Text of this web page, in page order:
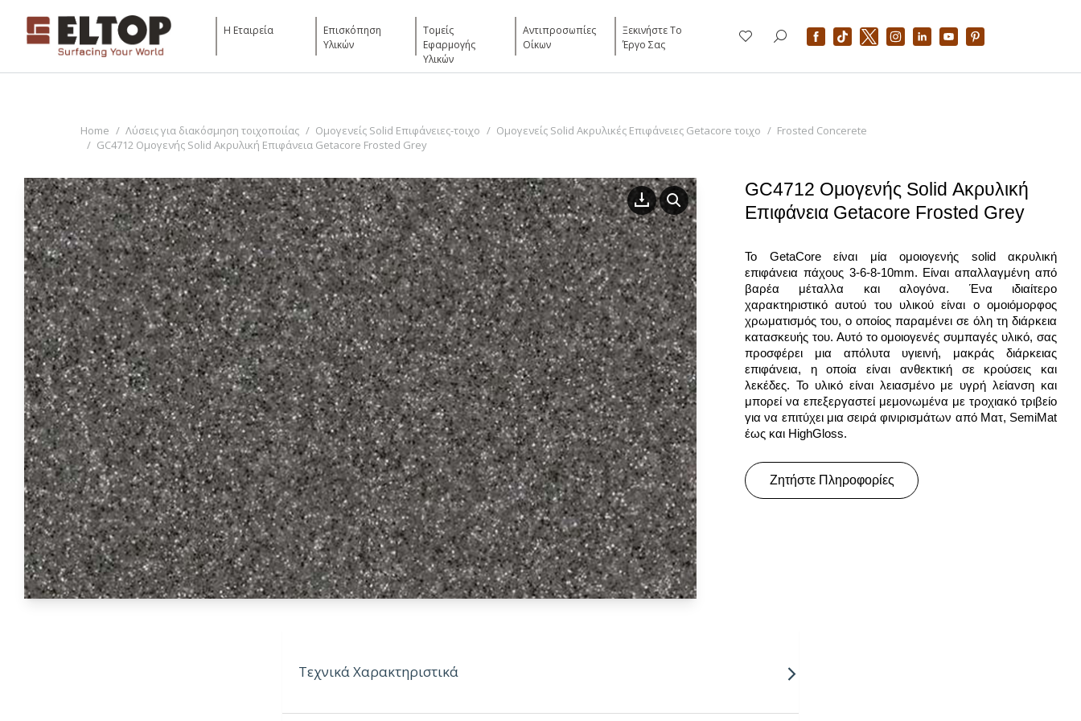
Η Εταιρεία
Επισκόπηση
Υλικών
Τομείς
Εφαρμογής
Υλικών
Αντιπροσωπίες
Οίκων
Ξεκινήστε Το
Έργο Σας
You are here:
Home Λύσεις για διακόσμηση τοιχοποιίας Ομογενείς Solid Επιφάνειες-τοιχο Ομογενείς Solid Ακρυλικές Επιφάνειες Getacore τοιχο
Frosted Concerete
GC4712 Ομογενής Solid Ακρυλική Επιφάνεια Getacore Frosted Grey
GC4712 Ομογενής Solid Ακρυλική
Επιφάνεια Getacore Frosted Grey
Το GetaCore είναι μία ομοιογενής solid ακρυλική
επιφάνεια πάχους 3-6-8-10mm. Είναι απαλλαγμένη από
βαρέα μέταλλα και αλογόνα. Ένα ιδιαίτερο
χαρακτηριστικό αυτού του υλικού είναι ο ομοιόμορφος
χρωματισμός του, ο οποίος παραμένει σε όλη τη διάρκεια
κατασκευής του. Αυτό το ομοιογενές συμπαγές υλικό, σας
προσφέρει μια απόλυτα υγιεινή, μακράς διάρκειας
επιφάνεια, η οποία είναι ανθεκτική σε κρούσεις και
λεκέδες. Το υλικό είναι λειασμένο με υγρή λείανση και
μπορεί να επεξεργαστεί μεμονωμένα με τροχιακό τριβείο
για να επιτύχει μια σειρά φινιρισμάτων από Mατ, SemiMat
έως και HighGloss.
Ζητήστε Πληροφορίες
Τεχνικά Χαρακτηριστικά